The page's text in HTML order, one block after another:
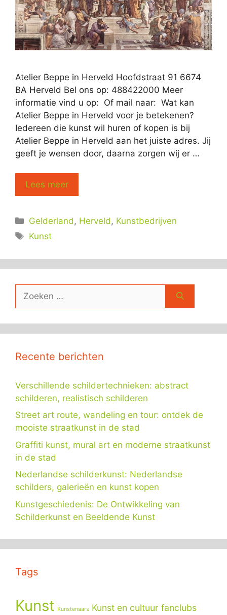
Atelier Beppe in Herveld Hoofdstraat 91 6674
BA Herveld Bel ons op: 488422000 Meer
informatie vind u op: Of mail naar: Wat kan
Atelier Beppe in Herveld voor je betekenen?
Iedereen die kunst wil huren of kopen is bij
Atelier Beppe in Herveld aan het juiste adres. Jij
geeft je wensen door, daarna zorgen wij er …
Lees meer
Categorieën
Gelderland , Herveld , Kunstbedrijven
Tags
Kunst
naar:
Recente berichten
Verschillende schildertechnieken: abstract
schilderen, realistisch schilderen
Street art route, wandeling en tour: ontdek de
mooiste straatkunst in de stad
Graffiti kunst, mural art en moderne straatkunst
in de stad
Nederlandse schilderkunst: Nederlandse
schilders, galerieën en kunst kopen
Kunstgeschiedenis: De Ontwikkeling van
Schilderkunst en Beeldende Kunst
Tags
Kunst Kunstenaars Kunst en cultuur fanclubs